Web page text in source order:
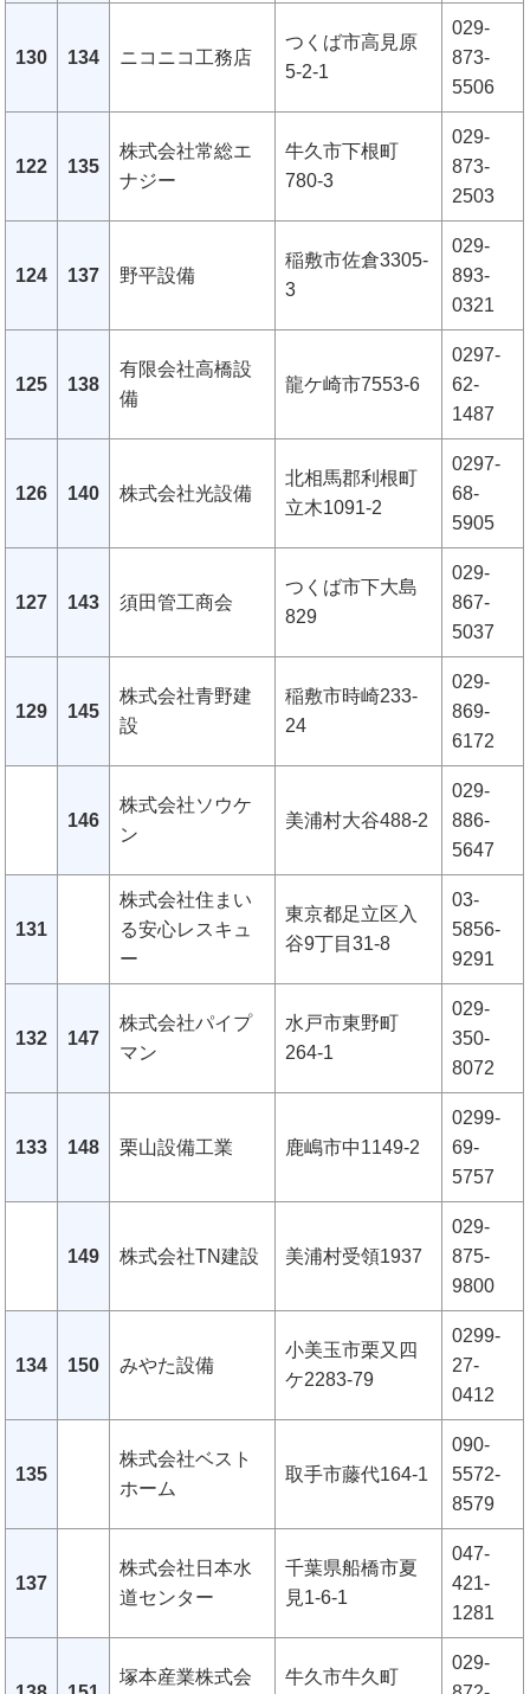
130 134 ニコニコ工務店
つくば市高見原
5-2-1
029-
873-
5506
122 135
株式会社常総エ
ナジー
牛久市下根町
780-3
029-
873-
2503
124 137 野平設備
稲敷市佐倉3305-
3
029-
893-
0321
125 138
有限会社高橋設
備
龍ケ崎市7553-6
0297-
62-
1487
126 140 株式会社光設備
北相馬郡利根町
立木1091-2
0297-
68-
5905
127 143 須田管工商会
つくば市下大島
829
029-
867-
5037
129 145
株式会社青野建
設
稲敷市時崎233-
24
029-
869-
6172
146
株式会社ソウケ
ン
美浦村大谷488-2
029-
886-
5647
131
株式会社住まい
る安心レスキュ
ー
東京都足立区入
谷9丁目31-8
03-
5856-
9291
132 147
株式会社パイプ
マン
水戸市東野町
264-1
029-
350-
8072
133 148 栗山設備工業 鹿嶋市中1149-2
0299-
69-
5757
149 株式会社TN建設 美浦村受領1937
029-
875-
9800
134 150 みやた設備
小美玉市栗又四
ケ2283-79
0299-
27-
0412
135
株式会社ベスト
ホーム
取手市藤代164-1
090-
5572-
8579
137
株式会社日本水
道センター
千葉県船橋市夏
見1-6-1
047-
421-
1281
塚本産業株式会
牛久市牛久町
029-